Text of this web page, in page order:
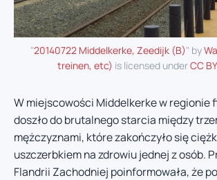
"20140722 Middelkerke, Zeedijk (B)" by
treinen, etc) is licensed underCC
W miejscowości Middelkerke w regionie
doszło do brutalnego starcia między
mężczyznami, które zakończyło się
uszczerbkiem na zdrowiu jednej z osób.
Flandrii Zachodniej poinformowała, że